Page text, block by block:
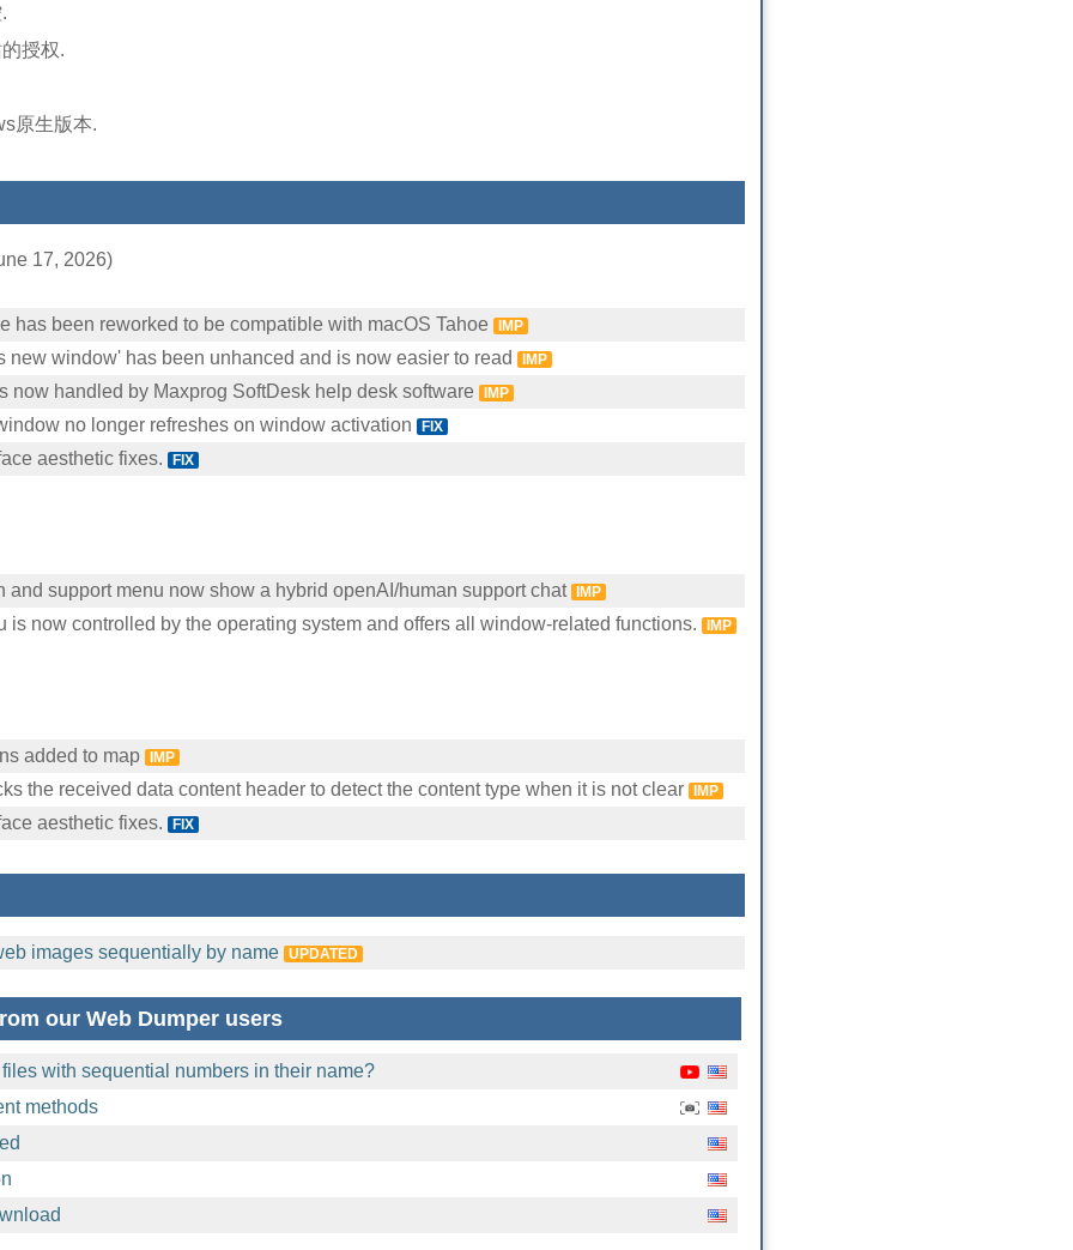
授权.
原生版本.
17, 2026)
has been reworked to be compatible with macOS Tahoe IMP
new window' has been unhanced and is now easier to read IMP
now handled by Maxprog SoftDesk help desk software IMP
no longer refreshes on window activation FIX
aesthetic fixes. FIX
and support menu now show a hybrid openAI/human support chat IMP
is now controlled by the operating system and offers all window-related functions. IMP
added to map IMP
the received data content header to detect the content type when it is not clear IMP
aesthetic fixes. FIX
images sequentially by name UPDATED
our Web Dumper users
with sequential numbers in their name?
methods